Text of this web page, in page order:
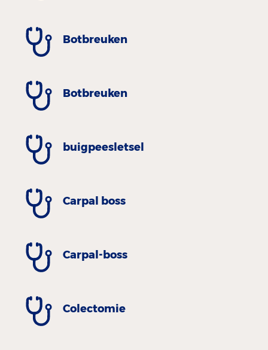
Botbreuken
Botbreuken
buigpeesletsel
Carpal boss
Carpal-boss
Colectomie